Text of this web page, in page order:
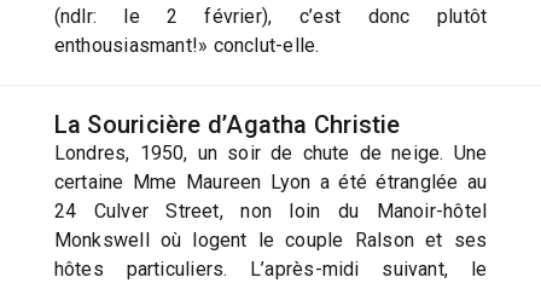
(ndlr: le 2 février), c’est donc plutôt
enthousiasmant!» conclut-elle.
La Souricière d’Agatha Christie
Londres, 1950, un soir de chute de neige. Une
certaine Mme Maureen Lyon a été étranglée au
24 Culver Street, non loin du Manoir-hôtel
Monkswell où logent le couple Ralson et ses
hôtes particuliers. L’après-midi suivant, le